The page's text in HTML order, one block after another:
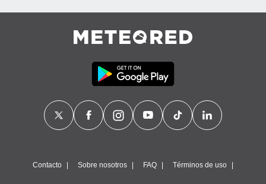
Contacto Sobre nosotros FAQ Términos de uso